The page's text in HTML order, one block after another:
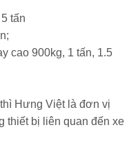
tấn
cao 900kg, 1 tấn, 1.5
Hưng Việt là đơn vị
thiết bị liên quan đến xe